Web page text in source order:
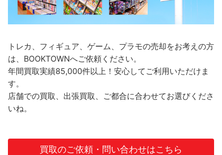
トレカ、フィギュア、ゲーム、プラモの売却をお考えの方
は、BOOKTOWNへご依頼ください。
年間買取実績85,000件以上！安心してご利用いただけま
す。
店舗での買取、出張買取、ご都合に合わせてお選びくださ
いね。
買取のご依頼・問い合わせはこちら